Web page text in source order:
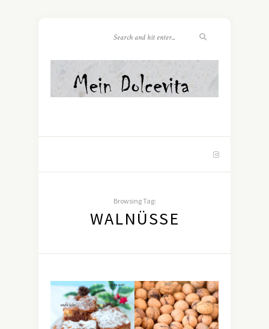
Browsing Tag:
WALNÜSSE